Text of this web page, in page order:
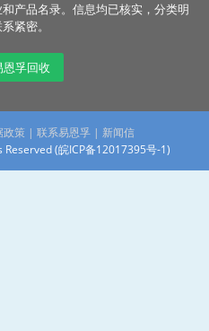
产品名录。信息均已核实，分类明
紧密。
恩孚回收
政策| 联系易恩孚 | 新闻信
Reserved (皖ICP备12017395号-1)